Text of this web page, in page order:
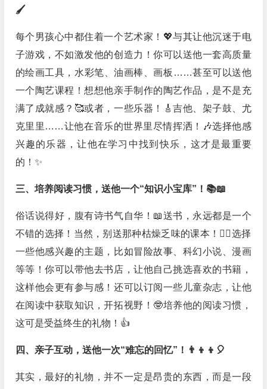
🖌️
每个男孩心中都住着一个艺术家！💖与其让他沉迷于电
子游戏，不如激发他的创造力！你可以送他一套高质量
的绘画工具，水彩笔、油画棒、画板……甚至可以送他
一个陶艺课程！想想他亲手制作的陶艺作品，是不是充
满了成就感？🥰或者，一些乐器！🎸吉他、架子鼓、尤
克里里……让他在音乐的世界里尽情挥洒！🎶选择他感
兴趣的乐器，让他在学习中找到快乐，这才是最重要
的！✨
三、培养阅读习惯，送他一个“知识小宝库”！📚📖
俗话说得好，腹有诗书气自华！📖送书，永远都是一个
不错的选择！当然，别送那种枯燥乏味的课本！🙅‍♀️选择
一些他感兴趣的主题，比如冒险故事、科幻小说、漫画
等等！你可以带他去书店，让他自己挑选喜欢的书籍，
这样他会更有参与感！还可以订阅一些儿童杂志，让他
在阅读中获取知识，开拓视野！🤓培养他的阅读习惯，
这可是受益终生的礼物！👍
四、亲子互动，送他一次“难忘的回忆”！👨‍👦‍👦🎈
其实，最好的礼物，并不一定是昂贵的东西，而是一段